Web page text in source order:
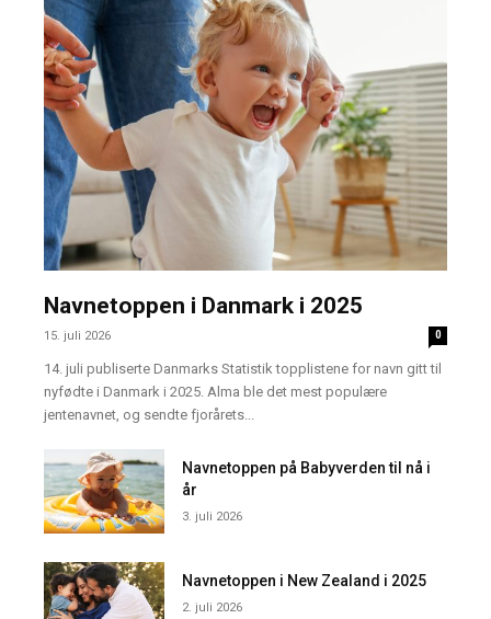
Navnetoppen i Danmark i 2025
15. juli 2026 0
14. juli publiserte Danmarks Statistik topplistene for navn gitt til
nyfødte i Danmark i 2025. Alma ble det mest populære
jentenavnet, og sendte fjorårets...
Navnetoppen på Babyverden til nå i
år
3. juli 2026
Navnetoppen i New Zealand i 2025
2. juli 2026